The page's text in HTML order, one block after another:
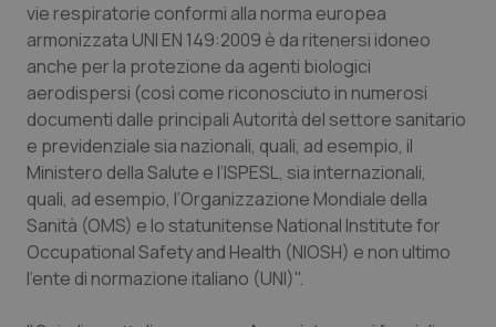
Tumore al seno
Tumore ovarico
Tumori del Polmone & Testa Collo
Tumori gastrointestinali
Ulcera & Reflusso
vie respiratorie conformi alla norma europea
armonizzata UNI EN 149:2009 è da ritenersi idoneo
anche per la protezione da agenti biologici
aerodispersi (così come riconosciuto in numerosi
documenti dalle principali Autorità del settore sanitario
e previdenziale sia nazionali, quali, ad esempio, il
Ministero della Salute e l’ISPESL, sia internazionali,
quali, ad esempio, l’Organizzazione Mondiale della
Sanità (OMS) e lo statunitense National Institute for
Occupational Safety and Health (NIOSH) e non ultimo
l’ente di normazione italiano (UNI)".